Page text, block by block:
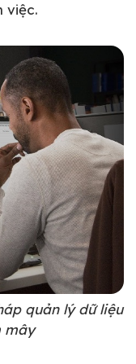
việc.
quản lý dữ liệu
mây